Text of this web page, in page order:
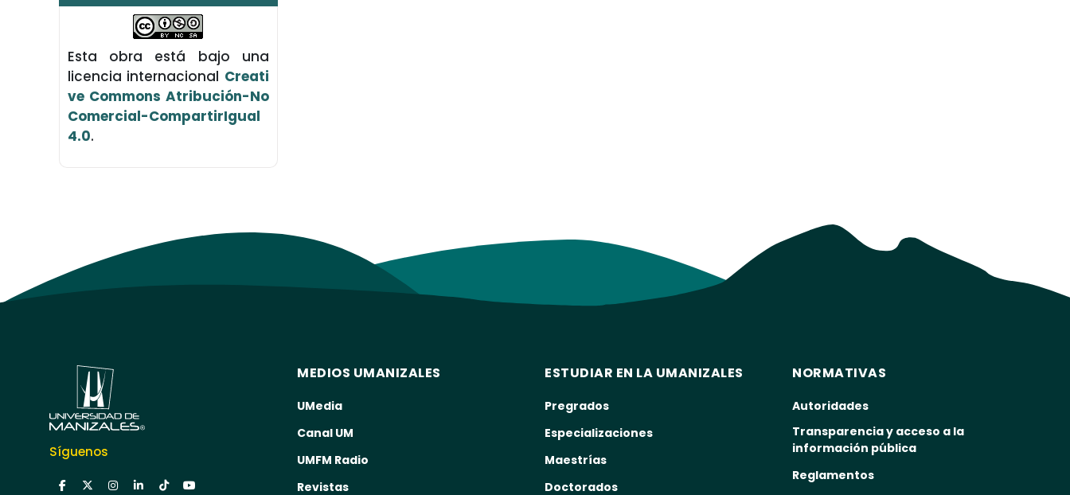
Esta obra está bajo una
licencia internacional Creati
ve Commons Atribución-No
Comercial-CompartirIgual
4.0.
Síguenos
MEDIOS UMANIZALES
UMedia
Canal UM
UMFM Radio
Revistas
ESTUDIAR EN LA UMANIZALES
Pregrados
Especializaciones
Maestrías
Doctorados
NORMATIVAS
Autoridades
Transparencia y acceso a la
información pública
Reglamentos